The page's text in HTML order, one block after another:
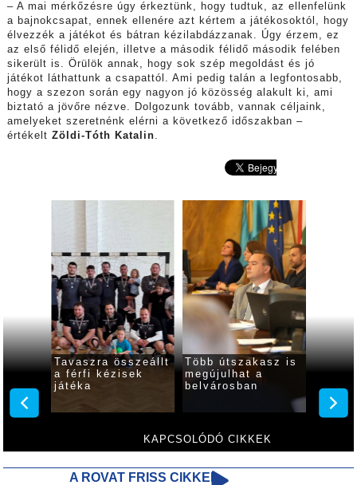
– A mai mérkőzésre úgy érkeztünk, hogy tudtuk, az ellenfelünk
a bajnokcsapat, ennek ellenére azt kértem a játékosoktól, hogy
élvezzék a játékot és bátran kézilabdázzanak. Úgy érzem, ez
az első félidő elején, illetve a második félidő második felében
sikerült is. Örülök annak, hogy sok szép megoldást és jó
játékot láthattunk a csapattól. Ami pedig talán a legfontosabb,
hogy a szezon során egy nagyon jó közösség alakult ki, ami
biztató a jövőre nézve. Dolgozunk tovább, vannak céljaink,
amelyeket szeretnénk elérni a következő időszakban –
értékelt Zöldi-Tóth Katalin.
KAPCSOLÓDÓ CIKKEK
Tavaszra összeállt
a férfi kézisek
játéka
Több útszakasz is
megújulhat a
belvárosban
A ROVAT FRISS CIKKEI